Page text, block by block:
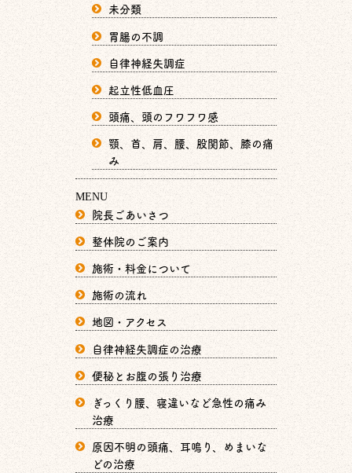
未分類
胃腸の不調
自律神経失調症
起立性低血圧
頭痛、頭のフワフワ感
顎、首、肩、腰、股関節、膝の痛
み
MENU
院長ごあいさつ
整体院のご案内
施術・料金について
施術の流れ
地図・アクセス
自律神経失調症の治療
便秘とお腹の張り治療
ぎっくり腰、寝違いなど急性の痛み
治療
原因不明の頭痛、耳鳴り、めまいな
どの治療